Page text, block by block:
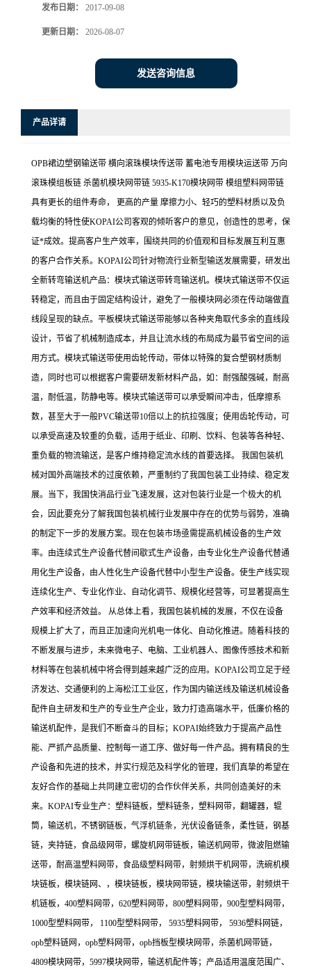
发布日期： 2017-09-08
更新日期： 2026-08-07
发送咨询信息
产品详请
OPB裙边塑钢输送带 横向滚珠模块传送带 蓄电池专用模块运送带 万向
滚珠模组板链 杀菌机模块网带链 5935-K170模块网带 模组塑料网带链
具有更长的组件寿命， 更高的产量 摩擦力小、轻巧的塑料材质以及负
载均衡的特性使KOPAI公司客观的倾听客户的意见，创造性的思考，保
证*成效。提高客户生产效率，围绕共同的价值观和目标发展互利互惠
的客户合作关系。KOPAI公司针对物流行业新型输送发展需要，研发出
全新转弯输送机产品：模块式输送带转弯输送机。模块式输送带不仅运
转稳定，而且由于固定结构设计，避免了一般模块网必须在传动端做直
线段呈现的缺点。平板模块式输送带能够以各种夹角取代多余的直线段
设计，节省了机械制造成本，并且让流水线的布局成为最节省空间的运
用方式。模块式输送带使用齿轮传动，带体以特殊的复合塑钢材质制
造，同时也可以根据客户需要研发新材料产品，如：耐强酸强碱，耐高
温，耐低温，防静电等。模块式输送带可以承受瞬间冲击，低摩擦系
数，甚至大于一般PVC输送带10倍以上的抗拉强度；使用齿轮传动，可
以承受高速及较重的负载，适用于纸业、印刷、饮料、包装等各种轻、
重负载的物流输送，是客户维持稳定流水线的首要选择。 我国包装机
械对国外高端技术的过度依赖，严重制约了我国包装工业持续、稳定发
展。当下，我国快消品行业飞速发展，这对包装行业是一个极大的机
会，因此要充分了解我国包装机械行业发展中存在的优势与弱势，准确
的制定下一步的发展方案。现在包装市场亟需提高机械设备的生产效
率。由连续式生产设备代替间歇式生产设备，由专业化生产设备代替通
用化生产设备，由人性化生产设备代替中小型生产设备。使生产线实现
连续化生产、专业化作业、自动化调节、规模化经营等，可显著提高生
产效率和经济效益。 从总体上看，我国包装机械的发展，不仅在设备
规模上扩大了，而且正加速向光机电一体化、自动化推进。随着科技的
不断发展与进步，未来微电子、电脑、工业机器人、图像传感技术和新
材料等在包装机械中将会得到越来越广泛的应用。KOPAI公司立足于经
济发达、交通便利的上海松江工业区，作为国内输送线及输送机械设备
配件自主研发和生产的专业生产企业，致力打造高端水平，低廉价格的
输送机配件，是我们不断奋斗的目标；KOPAI始终致力于提高产品性
能、严抓产品质量、控制每一道工序、做好每一件产品。拥有精良的生
产设备和先进的技术，并实行规范及科学化的管理，我们真挚的希望在
友好合作的基础上共同建立密切的合作伙伴关系，共同创造美好的未
来。KOPAI专业生产：塑料链板，塑料链条，塑料网带，翻罐器，辊
筒，输送机，不锈钢链板，气浮机链条，光伏设备链条，柔性链，钢基
链，夹持链，食品级网带，螺旋机网带链板，输送机网带，微波阻燃输
送带，耐高温塑料网带，食品级塑料网带，射频烘干机网带，洗碗机模
块链板，模块链网、，模块链板，模块网带链，模块输送带，射频烘干
机链板，400塑料网带，620塑料网带，800塑料网带，900型塑料网带，
1000型塑料网带， 1100型塑料网带， 5935塑料网带， 5936塑料网链，
opb塑料链网，opb塑料网带，opb挡板型模块网带，杀菌机网带链，
4809模块网带，5997模块网带，输送机配件等；产品适用温度范围广、